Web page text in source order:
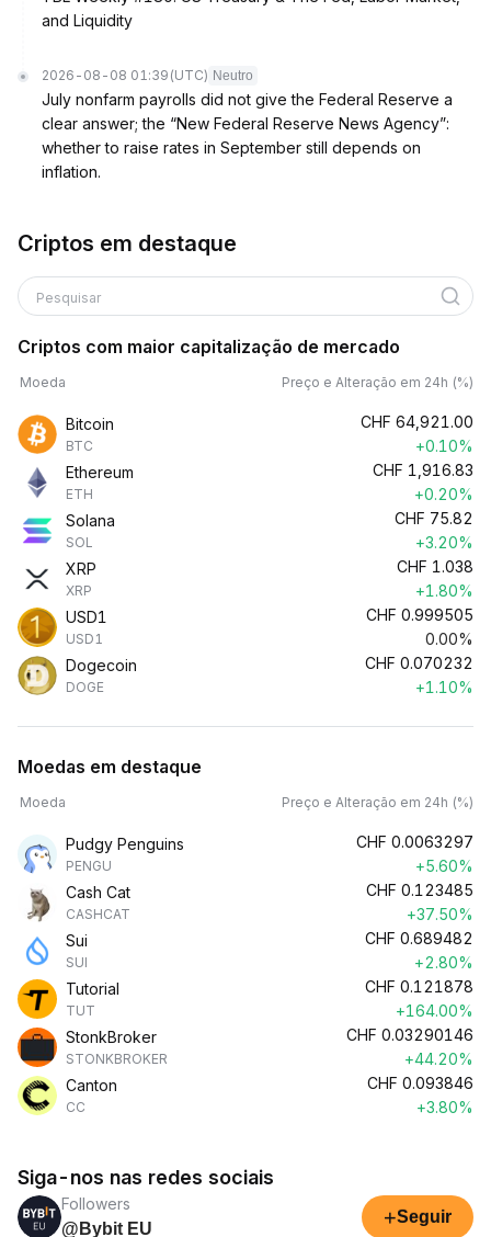
and Liquidity
2026-08-08 01:39 (UTC) Neutro
July nonfarm payrolls did not give the Federal Reserve a
clear answer; the “New Federal Reserve News Agency”:
whether to raise rates in September still depends on
inflation.
Criptos em destaque
Pesquisar
Criptos com maior capitalização de mercado
Moeda Preço e Alteração em 24h (%)
Bitcoin
BTC
CHF 64,921.00
+0.10%
Ethereum
ETH
CHF 1,916.83
+0.20%
Solana
SOL
CHF 75.82
+3.20%
XRP
XRP
CHF 1.038
+1.80%
USD1
USD1
CHF 0.999505
0.00%
Dogecoin
DOGE
CHF 0.070232
+1.10%
Moedas em destaque
Moeda Preço e Alteração em 24h (%)
Pudgy Penguins
PENGU
CHF 0.0063297
+5.60%
Cash Cat
CASHCAT
CHF 0.123485
+37.50%
Sui
SUI
CHF 0.689482
+2.80%
Tutorial
TUT
CHF 0.121878
+164.00%
StonkBroker
STONKBROKER
CHF 0.03290146
+44.20%
Canton
CC
CHF 0.093846
+3.80%
Siga-nos nas redes sociais
Followers
@Bybit EU
+Seguir